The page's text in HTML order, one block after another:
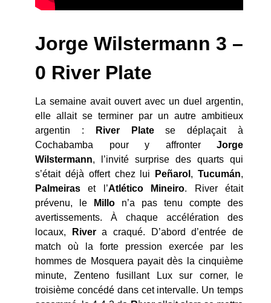
Jorge Wilstermann 3 –
0 River Plate
La semaine avait ouvert avec un duel argentin,
elle allait se terminer par un autre ambitieux
argentin :
River Platese déplaçait à
Cochabamba pour y affronter Jorge
Wilstermann, l’invité surprise des quarts qui
s’était déjà offert chez lui
Peñarol ,Tucumán,
Palmeiras et l’Atlético Mineiro. River était
prévenu, le
Millo n’a pas tenu compte des
avertissements. À chaque accélération des
locaux,
Rivera craqué. D’abord d’entrée de
match où la forte pression exercée par les
hommes de Mosquera payait dès la cinquième
minute, Zenteno fusillant Lux sur corner, le
troisième concédé dans cet intervalle. Un temps